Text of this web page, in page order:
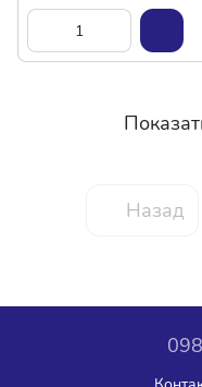
Назад